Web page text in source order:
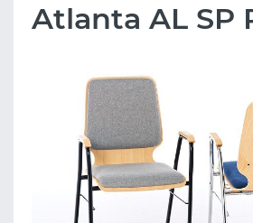
Atlanta AL SP